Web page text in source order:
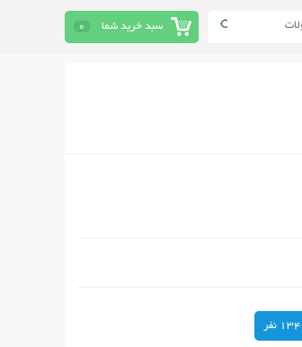
سبد خرید شما 0
134 نفر